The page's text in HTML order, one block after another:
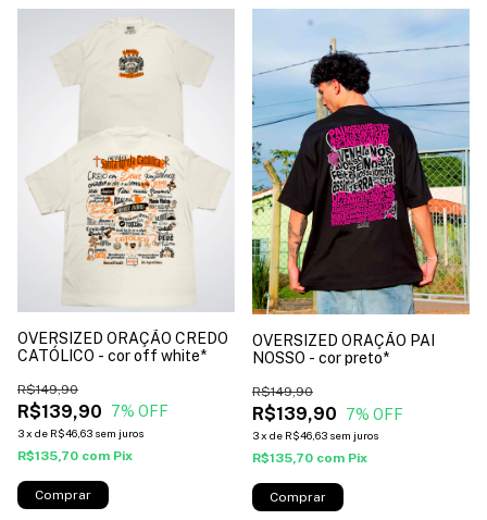
OVERSIZED ORAÇÃO CREDO
CATÓLICO - cor off white*
R$139,90
R$149,90
7% OFF
3x de R$46,63 sem juros
R$135,70 com Pix
Comprar
OVERSIZED ORAÇÃO PAI
NOSSO - cor preto*
R$139,90
R$149,90
7% OFF
3x de R$46,63 sem juros
R$135,70 com Pix
Comprar